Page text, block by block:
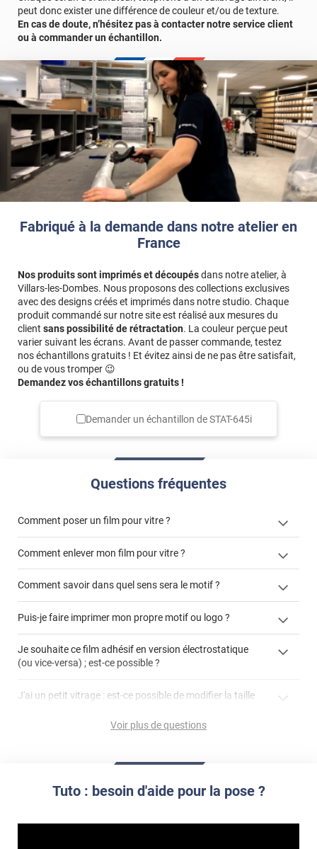
Fabriqué à la demande dans notre atelier en
France
Nos produits sont imprimés et découpésdans notre atelier, à
Villars-les-Dombes. Nous proposons des collections exclusives
avec des designs créés et imprimés dans notre studio. Chaque
produit commandé sur notre site est réalisé aux mesures du
client sans possibilité de rétractation. La couleur perçue peut
varier suivant les écrans. Avant de passer commande, testez
nos échantillons gratuits ! Et évitez ainsi de ne pas être satisfait,
ou de vous tromper 😉
Demandez vos échantillons gratuits !
Demander un échantillon deSTAT-645i
Questions fréquentes
Comment poser un film pour vitre ?
cet article
cet
article
Comment enlever mon film pour vitre ?
enlever et stocker
Comment savoir dans quel sens sera le motif ?
Puis-je faire imprimer mon propre motif ou logo ?
personnaliser
Je souhaite ce film adhésif en version électrostatique
(ou vice-versa) ; est-ce possible ?
J'ai un petit vitrage : est-ce possible de modifier la taille
impression personnalisée
Voir plus de questions
peut donc exister une différence de couleur et/ou de texture.
En cas de doute, n’hésitez pas à contacter notre service client
ou à commander un échantillon.
Tuto : besoin d'aide pour la pose ?